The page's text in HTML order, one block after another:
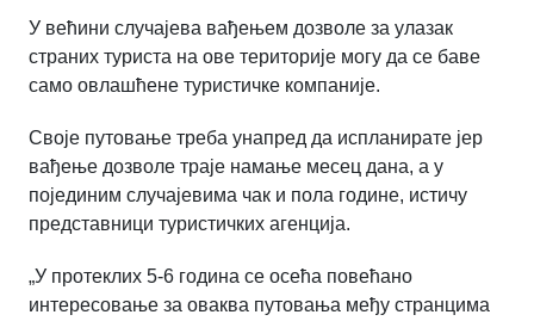
У већини случајева вађењем дозволе за улазак
страних туриста на ове територије могу да се баве
само овлашћене туристичке компаније.
Своје путовање треба унапред да испланирате јер
вађење дозволе траје намање месец дана, а у
појединим случајевима чак и пола године, истичу
представници туристичких агенција.
„У протеклих 5-6 година се осећа повећано
интересовање за оваква путовања међу странцима